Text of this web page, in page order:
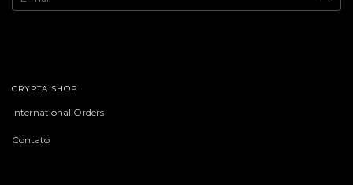
CRYPTA SHOP
International Orders
Contato